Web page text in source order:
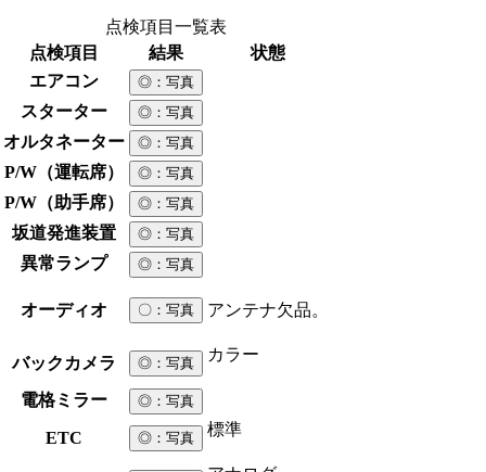
点検項目一覧表
点検項目
結果
状態
エアコン
◎ ：写真
スターター ◎ ：写真
オルタネーター ◎ ：写真
P/W（運転席） ◎ ：写真
P/W（助手席） ◎ ：写真
坂道発進装置 ◎ ：写真
異常ランプ ◎ ：写真
オーディオ 〇 ：写真 アンテナ欠品。
バックカメラ ◎ ：写真 カラー
電格ミラー ◎ ：写真
ETC ◎ ：写真 標準